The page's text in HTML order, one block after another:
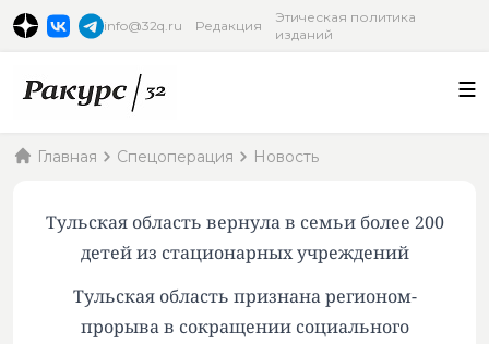
info@32q.ru Редакция
Этическая политика
изданий
Главная Спецоперация Новость
Тульская область вернула в семьи более 200
детей из стационарных учреждений
Тульская область признана регионом-
прорыва в сокращении социального